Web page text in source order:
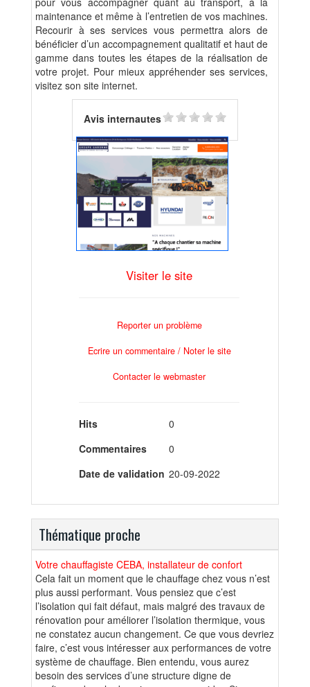
maintenance et même à l’entretien de vos machines.
Recourir à ses services vous permettra alors de
bénéficier d’un accompagnement qualitatif et haut de
gamme dans toutes les étapes de la réalisation de
votre projet. Pour mieux appréhender ses services,
visitez son site internet.
Avis internautes
Visiter le site
Reporter un problème
Ecrire un commentaire / Noter le site
Contacter le webmaster
Hits
0
Commentaires
0
Date de validation 20-09-2022
Thématique proche
Votre chauffagiste CEBA, installateur de confort
Cela fait un moment que le chauffage chez vous n’est
plus aussi performant. Vous pensiez que c’est
l’isolation qui fait défaut, mais malgré des travaux de
rénovation pour améliorer l’isolation thermique, vous
ne constatez aucun changement. Ce que vous devriez
faire, c’est vous intéresser aux performances de votre
système de chauffage. Bien entendu, vous aurez
besoin des services d’une structure digne de